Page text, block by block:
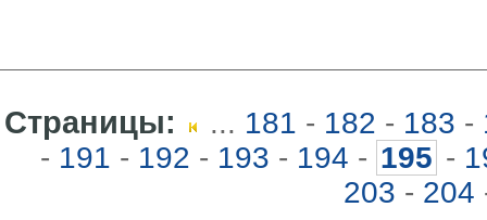
Страницы: ... 181 - 182 - 183 -
- 191 - 192 - 193 - 194 - 195 -
203 - 204